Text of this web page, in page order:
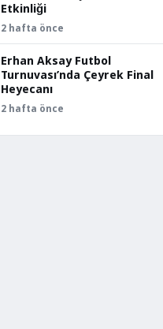
Etkinliği
2 hafta önce
Erhan Aksay Futbol
Turnuvası’nda Çeyrek Final
Heyecanı
2 hafta önce